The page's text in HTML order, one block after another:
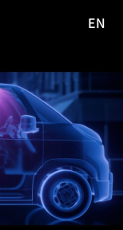
이동
EN